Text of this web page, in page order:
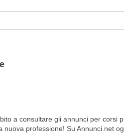
a consultare gli annunci per corsi
professione! Su Annunci.net